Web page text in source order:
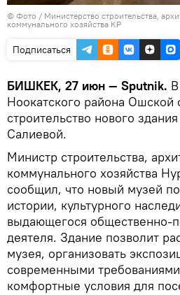
© Фото / Министерство строительства,
коммунального хозяйства КР
Подписаться
БИШКЕК, 27 июн — Sputnik.
Ноокатского района Ошской
строительство нового
Салиевой.
Министр строительства,
коммунального хозяйства
сообщил, что новый музей
истории, культурного
выдающегося общественно-
деятеля. Здание позволит
музея, организовать
современными
комфортные условия для